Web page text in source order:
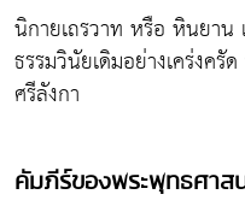
นิกายเถรวาท หรือ หินยา
ธรรมวินัยเดิมอย่างเคร่งค
ศรีลังกา
คัมภีร์ของพระพุทธศาส